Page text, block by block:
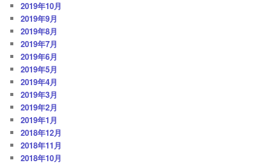
2019年10月
2019年9月
2019年8月
2019年7月
2019年6月
2019年5月
2019年4月
2019年3月
2019年2月
2019年1月
2018年12月
2018年11月
2018年10月